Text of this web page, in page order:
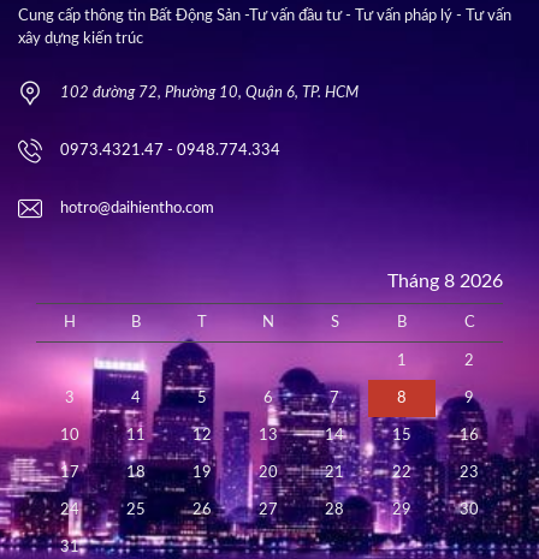
Cung cấp thông tin Bất Động Sản -Tư vấn đầu tư - Tư vấn pháp lý - Tư vấn
xây dựng kiến trúc
102 đường 72, Phường 10, Quận 6, TP. HCM
0973.4321.47 - 0948.774.334
hotro@daihientho.com
Tháng 8 2026
H B N S B C
1 2
3 4 5 6 7 8 9
10 11 12 13 14 15 16
17 18 19 20 21 22 23
24 25 26 27 28 29 30
31